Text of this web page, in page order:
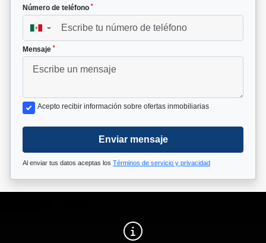
Número de teléfono *
▼
Mensaje *
Acepto recibir información sobre ofertas inmobiliarias
Enviar mensaje
Al enviar tus datos aceptas los Términos de servicio y privacidad